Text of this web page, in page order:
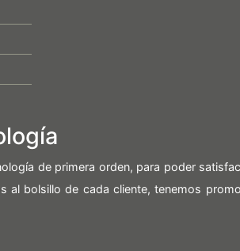
de primera orden, para poder
bolsillo de cada cliente, tenemos